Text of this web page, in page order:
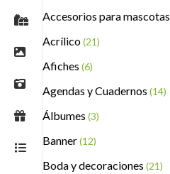
Accesorios para mascotas
Acrílico(21)
Afiches (6)
Agendas y Cuadernos (14)
Álbumes (3)
Banner(12)
Boda y decoraciones (21)